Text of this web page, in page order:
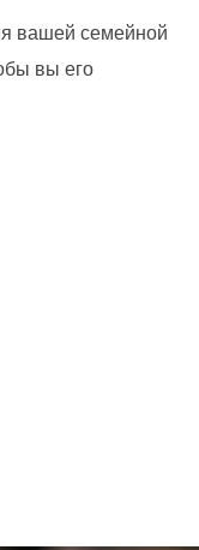
вашей семейной
вы его